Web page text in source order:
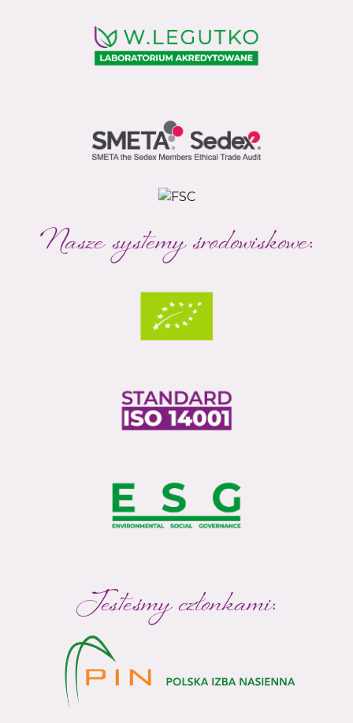
Nasze systemy środowiskowe:
Jesteśmy członkami: